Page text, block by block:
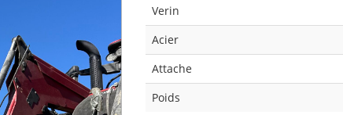
Verin
Acier
Attache
Poids